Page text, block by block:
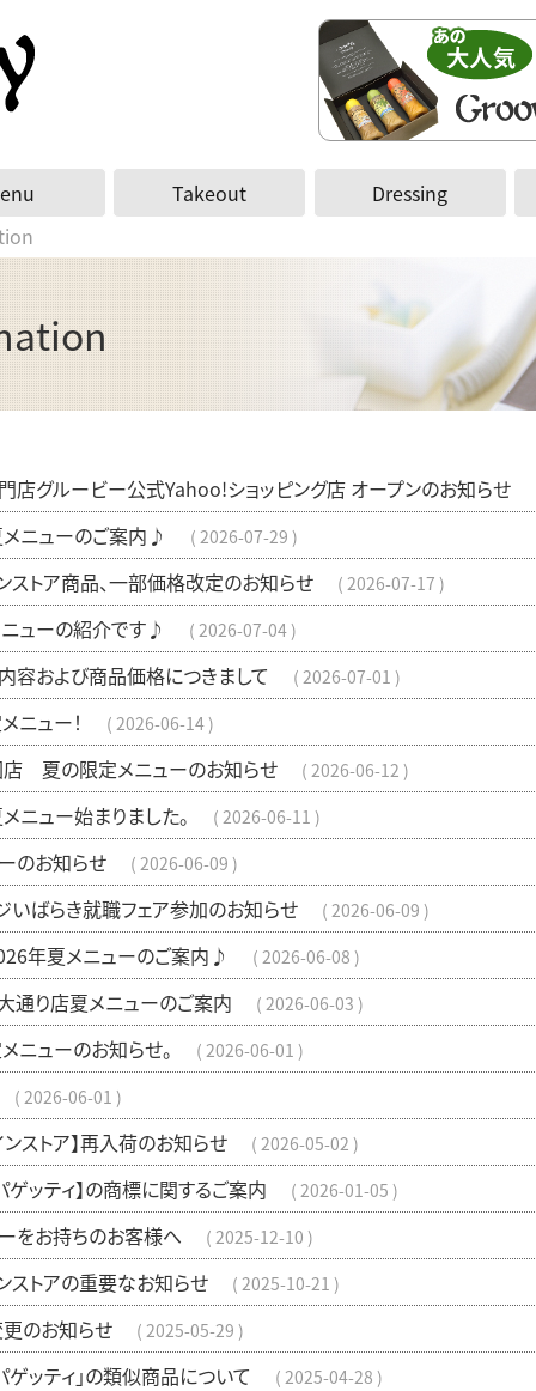
Takeout Dressing
店グルービー公式Yahoo!ショッピング店 オープンのお知らせ
ニューのご案内♪ 2026-07-29
ストア商品、一部価格改定のお知らせ 2026-07-17
ューの紹介です♪ 2026-07-04
容および商品価格につきまして 2026-07-01
ニュー！ 2026-06-14
夏の限定メニューのお知らせ 2026-06-12
ニュー始まりました。 2026-06-11
のお知らせ 2026-06-09
いばらき就職フェア参加のお知らせ 2026-06-09
年夏メニューのご案内♪ 2026-06-08
通り店夏メニューのご案内 2026-06-03
ニューのお知らせ。 2026-06-01
2026-06-01
ンストア】再入荷のお知らせ 2026-05-02
ゲッティ】の商標に関するご案内 2026-01-05
をお持ちのお客様へ 2025-12-10
ストアの重要なお知らせ 2025-10-21
のお知らせ 2025-05-29
ゲッティ」の類似商品について 2025-04-28